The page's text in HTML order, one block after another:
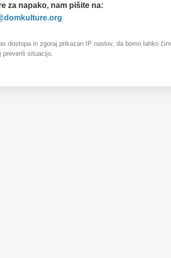
za napako, nam pišite na:
dostopa in zgoraj prikazan IP naslov, da bomo lahko čim
preverili situacijo.